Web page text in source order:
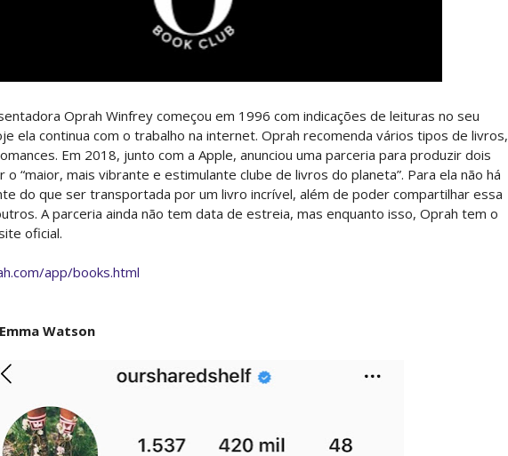
Oprah Winfrey começou em 1996 com indicações de leituras no seu
ela continua com o trabalho na internet. Oprah recomenda vários tipos de livros,
Em 2018, junto com a Apple, anunciou uma parceria para produzir dois
o “maior, mais vibrante e estimulante clube de livros do planeta”. Para ela não há
do que ser transportada por um livro incrível, além de poder compartilhar essa
A parceria ainda não tem data de estreia, mas enquanto isso, Oprah tem o
oficial.
app/books.html
Watson